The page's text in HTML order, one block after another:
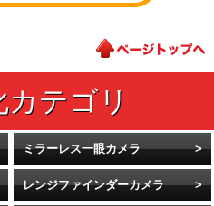
ミラーレス一眼カメラ
レンジファインダーカメラ